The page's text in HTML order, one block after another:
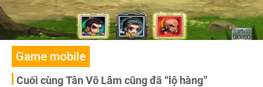
Game mobile
Cuối cùng Tân Võ Lâm cũng đã “lộ hàng”